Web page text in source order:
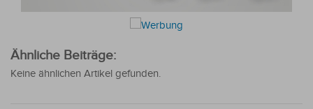
Ähnliche Beiträge:
Keine ähnlichen Artikel gefunden.